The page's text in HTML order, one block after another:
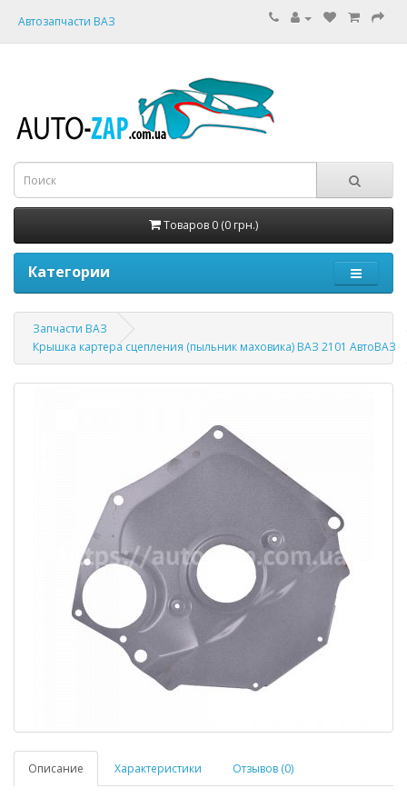
Автозапчасти ВАЗ
Товаров 0 (0 грн.)
Категории
Запчасти ВАЗ
Крышка картера сцепления (пыльник маховика) ВАЗ 2101 АвтоВАЗ
Описание Характеристики Отзывов (0)